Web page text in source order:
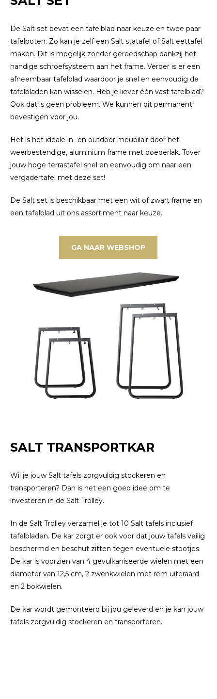
De Salt set bevat een tafelblad naar keuze en twee paar
tafelpoten. Zo kan je zelf een Salt statafel of Salt eettafel
maken. Dit is mogelijk zonder gereedschap dankzij het
handige schroefsysteem aan het frame. Verder is er een
afneembaar tafelblad waardoor je snel en eenvoudig de
tafelbladen kan wisselen. Heb je liever één vast tafelblad?
Ook dat is geen probleem. We kunnen dit permanent
bevestigen voor jou.
Het is het ideale in- en outdoor meubilair door het
weerbestendige, aluminium frame met poederlak. Tover
jouw hoge terrastafel snel en eenvoudig om naar een
vergadertafel met deze set!
De Salt set is beschikbaar met een wit of zwart frame en
een tafelblad uit ons assortiment naar keuze.
GA NAAR WEBSHOP
SALT TRANSPORTKAR
Wil je jouw Salt tafels zorgvuldig stockeren en
transporteren? Dan is het een goed idee om te
investeren in de Salt Trolley.
In de Salt Trolley verzamel je tot 10 Salt tafels inclusief
tafelbladen. De kar zorgt er ook voor dat jouw tafels veilig
beschermd en beschut zitten tegen eventuele stootjes.
De kar is voorzien van 4 gevulkaniseerde wielen met een
diameter van 12,5 cm, 2 zwenkwielen met rem uiteraard
en 2 bokwielen.
De kar wordt gemonteerd bij jou geleverd en je kan jouw
tafels zorgvuldig stockeren en transporteren.